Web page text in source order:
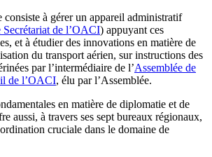
consiste à gérer un appareil administratif
Secrétariat de l’OACI) appuyant ces
et à étudier des innovations en matière de
du transport aérien, sur instructions des
par l’intermédiaire de l’Assemblée de
de l’OACI, élu par l’Assemblée.
en matière de diplomatie et de
aussi, à travers ses sept bureaux régionaux,
cruciale dans le domaine de